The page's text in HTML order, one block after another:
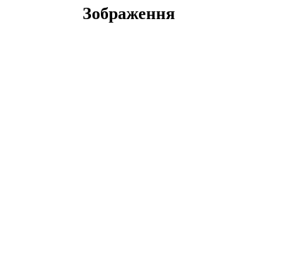
Зображення